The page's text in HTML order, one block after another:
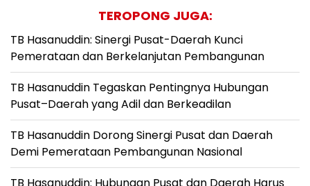
TEROPONG JUGA:
TB Hasanuddin: Sinergi Pusat-Daerah Kunci
Pemerataan dan Berkelanjutan Pembangunan
TB Hasanuddin Tegaskan Pentingnya Hubungan
Pusat–Daerah yang Adil dan Berkeadilan
TB Hasanuddin Dorong Sinergi Pusat dan Daerah
Demi Pemerataan Pembangunan Nasional